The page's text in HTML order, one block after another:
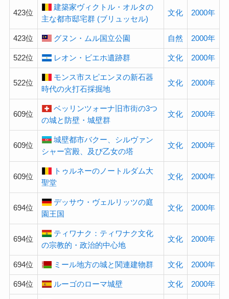
423位
建築家ヴィクトル・オルタの
主な都市邸宅群 (ブリュッセル)
文化 2000年
423位 グヌン・ムル国立公園 自然 2000年
522位 レオン・ビエホ遺跡群 文化 2000年
522位
モンス市スピエンヌの新石器
時代の火打石採掘地
文化 2000年
609位
ベッリンツォーナ旧市街の3つ
の城と防壁・城壁群
文化 2000年
609位
城壁都市バクー、シルヴァン
シャー宮殿、及び乙女の塔
文化 2000年
609位
トゥルネーのノートルダム大
聖堂
文化 2000年
694位
デッサウ・ヴェルリッツの庭
園王国
文化 2000年
694位
ティワナク：ティワナク文化
の宗教的・政治的中心地
文化 2000年
694位 ミール地方の城と関連建物群 文化 2000年
694位 ルーゴのローマ城壁 文化 2000年